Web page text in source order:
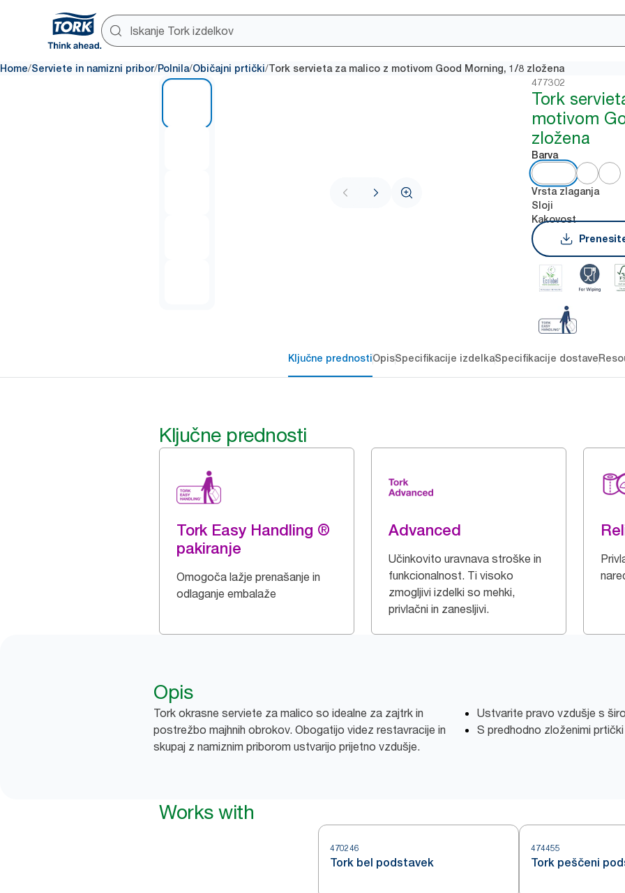
Home/Serviete in namizni pribor/Polnila/Običajni prtički/Tork servieta za malico z motivom Good Morning, 1/8 zložena
477302
Tork
motivom
zložena
Barva
Vrsta zlaganja
Sloji
Kakovost
Ključne prednostiOpisSpecifikacije izdelkaSpecifikacije dostave
Ključne prednosti
Tork Easy Handling ®
pakiranje
Omogoča lažje prenašanje in
odlaganje embalaže
Advanced
Učinkovito uravnava stroške in
funkcionalnost. Ti visoko
zmogljivi izdelki so mehki,
privlačni in zanesljivi.
Opis
Tork okrasne serviete za malico so idealne za zajtrk in
postrežbo majhnih obrokov. Obogatijo videz restavracije in
skupaj z namiznim priborom ustvarijo prijetno vzdušje.
Ustvarite pravo vzdušje s
S predhodno zloženimi
Works with
470246
Tork bel podstavek
474455
Tork peščeni